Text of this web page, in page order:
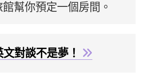
幫你預定一個房間。
對談不是夢！